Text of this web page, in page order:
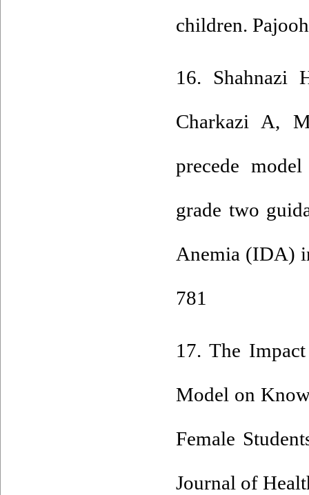
children.
16. Shahnazi
Charkazi A,
precede
grade two
Anemia (IDA)
781
17. The
Model on
Female
Journal of